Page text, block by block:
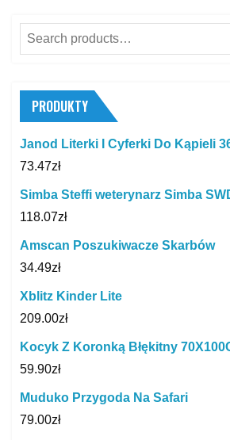
Search
for:
PRODUKTY
Janod Literki I Cyferki Do Kąpieli
73.47zł
Simba Steffi weterynarz Simba
118.07zł
Amscan Poszukiwacze Skarbów
34.49zł
Xblitz Kinder Lite
209.00zł
Kocyk Z Koronką Błękitny
59.90zł
Muduko Przygoda Na Safari
79.00zł